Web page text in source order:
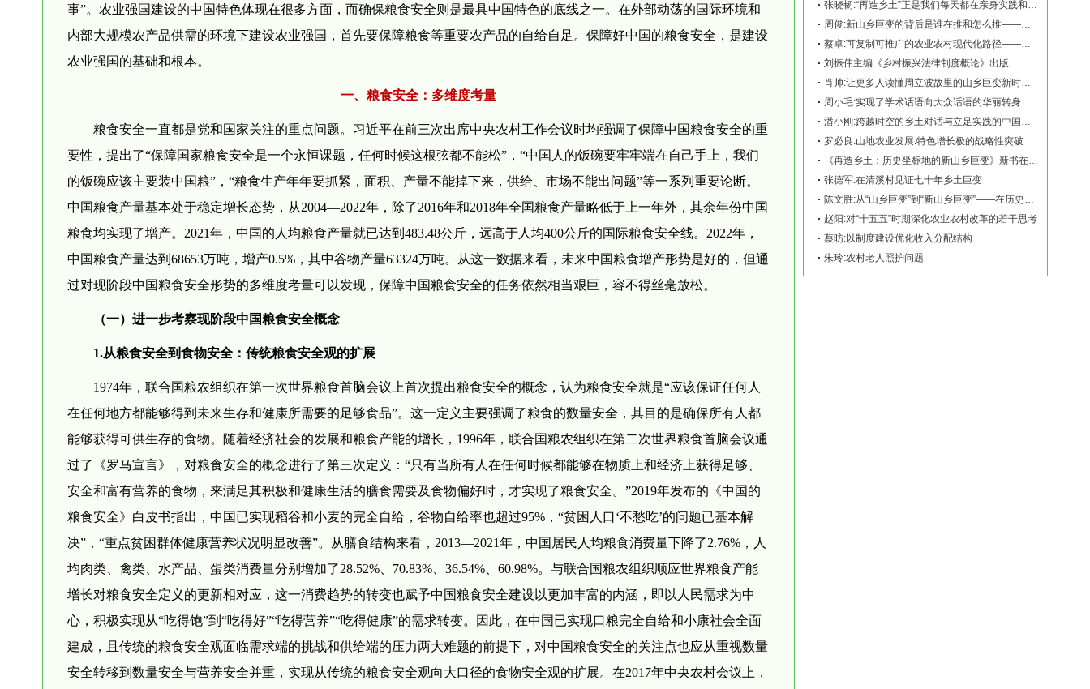
事”。农业强国建设的中国特色体现在很多方面，而确保粮食安全则是最具中国特色的底线之一。在外部动荡的国际环境和
内部大规模农产品供需的环境下建设农业强国，首先要保障粮食等重要农产品的自给自足。保障好中国的粮食安全，是建设
农业强国的基础和根本。
一、粮食安全：多维度考量
粮食安全一直都是党和国家关注的重点问题。习近平在前三次出席中央农村工作会议时均强调了保障中国粮食安全的重
要性，提出了“保障国家粮食安全是一个永恒课题，任何时候这根弦都不能松”，“中国人的饭碗要牢牢端在自己手上，我们
的饭碗应该主要装中国粮”，“粮食生产年年要抓紧，面积、产量不能掉下来，供给、市场不能出问题”等一系列重要论断。
中国粮食产量基本处于稳定增长态势，从2004—2022年，除了2016年和2018年全国粮食产量略低于上一年外，其余年份中国
粮食均实现了增产。2021年，中国的人均粮食产量就已达到483.48公斤，远高于人均400公斤的国际粮食安全线。2022年，
中国粮食产量达到68653万吨，增产0.5%，其中谷物产量63324万吨。从这一数据来看，未来中国粮食增产形势是好的，但通
过对现阶段中国粮食安全形势的多维度考量可以发现，保障中国粮食安全的任务依然相当艰巨，容不得丝毫放松。
（一）进一步考察现阶段中国粮食安全概念
1.从粮食安全到食物安全：传统粮食安全观的扩展
1974年，联合国粮农组织在第一次世界粮食首脑会议上首次提出粮食安全的概念，认为粮食安全就是“应该保证任何人
在任何地方都能够得到未来生存和健康所需要的足够食品”。这一定义主要强调了粮食的数量安全，其目的是确保所有人都
能够获得可供生存的食物。随着经济社会的发展和粮食产能的增长，1996年，联合国粮农组织在第二次世界粮食首脑会议通
过了《罗马宣言》，对粮食安全的概念进行了第三次定义：“只有当所有人在任何时候都能够在物质上和经济上获得足够、
安全和富有营养的食物，来满足其积极和健康生活的膳食需要及食物偏好时，才实现了粮食安全。”2019年发布的《中国的
粮食安全》白皮书指出，中国已实现稻谷和小麦的完全自给，谷物自给率也超过95%，“贫困人口‘不愁吃’的问题已基本解
决”，“重点贫困群体健康营养状况明显改善”。从膳食结构来看，2013—2021年，中国居民人均粮食消费量下降了2.76%，人
均肉类、禽类、水产品、蛋类消费量分别增加了28.52%、70.83%、36.54%、60.98%。与联合国粮农组织顺应世界粮食产能
增长对粮食安全定义的更新相对应，这一消费趋势的转变也赋予中国粮食安全建设以更加丰富的内涵，即以人民需求为中
心，积极实现从“吃得饱”到“吃得好”“吃得营养”“吃得健康”的需求转变。因此，在中国已实现口粮完全自给和小康社会全面
建成，且传统的粮食安全观面临需求端的挑战和供给端的压力两大难题的前提下，对中国粮食安全的关注点也应从重视数量
安全转移到数量安全与营养安全并重，实现从传统的粮食安全观向大口径的食物安全观的扩展。在2017年中央农村会议上，
周俊:新山乡巨变的背后是谁在推和怎么推——《再造乡土:历史坐标地的新山乡巨变》新书发
蔡卓:可复制可推广的农业农村现代化路径——《再造乡土:历史坐标地的新山乡巨变》新书发
刘振伟主编《乡村振兴法律制度概论》出版
肖帅:让更多人读懂周立波故里的山乡巨变新时代故事——《再造乡土:历史坐标地的新山乡巨
周小毛:实现了学术话语向大众话语的华丽转身——《再造乡土:历史坐标地的新山乡巨变》新
罗必良:山地农业发展:特色增长极的战略性突破
《再造乡土：历史坐标地的新山乡巨变》新书在赫山清溪村首发
张德军:在清溪村见证七十年乡土巨变
赵阳:对“十五五”时期深化农业农村改革的若干思考
蔡昉:以制度建设优化收入分配结构
朱玲:农村老人照护问题